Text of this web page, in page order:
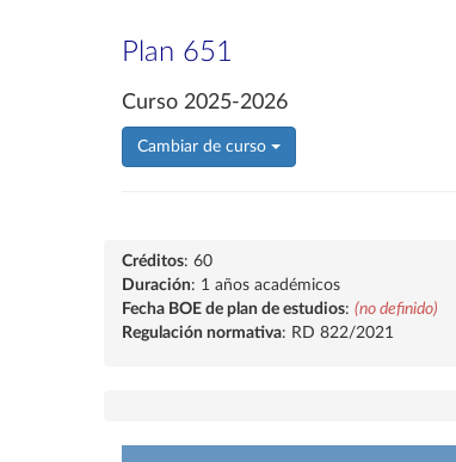
Plan 651
Curso 2025-2026
Cambiar de curso
Créditos: 60
Duración: 1 años académicos
Fecha BOE de plan de estudios: (no definido)
Regulación normativa: RD 822/2021